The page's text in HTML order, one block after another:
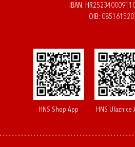
IBAN:
OIB:
HNS Shop App HNS Ulaznice